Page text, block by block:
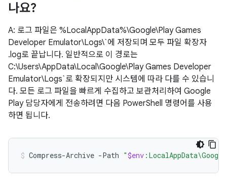
나요?
A: 로그 파일은 %LocalAppData%\Google\Play Games
Developer Emulator\Logs\`에 저장되며 모두 파일 확장자
.log로 끝납니다. 일반적으로 이 경로는
C:\Users\AppData\Local\Google\Play Games Developer
Emulator\Logs`로 확장되지만 시스템에 따라 다를 수 있습니
다. 모든 로그 파일을 빠르게 수집하고 보관처리하여 Google
Play 담당자에게 전송하려면 다음 PowerShell 명령어를 사용
하면 됩니다.
Compress-Archive -Path "$env